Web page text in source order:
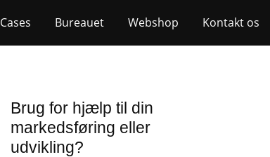
Cases Bureauet Webshop Kontakt os
Brug for hjælp til din
markedsføring eller
udvikling?